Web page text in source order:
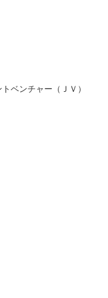
ベンチャー（ＪＶ）